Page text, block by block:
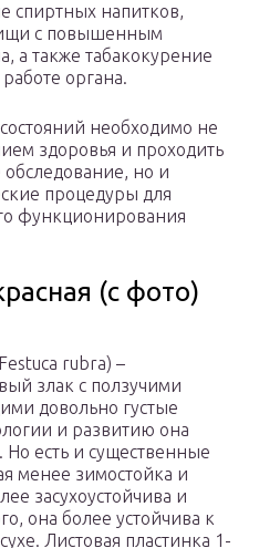
спиртных напитков,
с повышенным
а также табакокурение
органа.
необходимо не
здоровья и проходить
но и
процедуры для
функционирования
(с фото)
rubra) –
злак с ползучими
довольно густые
и развитию она
Но есть и существенные
менее зимостойка и
засухоустойчива и
она более устойчива к
Листовая пластинка 1-